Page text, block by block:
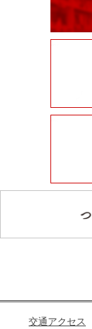
交通アクセス